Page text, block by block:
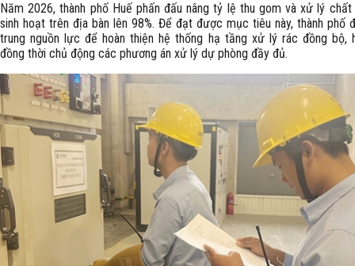
Năm 2026, thành phố Huế phấn đấu nâng tỷ lệ thu gom và xử lý
sinh hoạt trên địa bàn lên 98%. Để đạt được mục tiêu này, thành phố
trung nguồn lực để hoàn thiện hệ thống hạ tầng xử lý rác đồng bộ,
đồng thời chủ động các phương án xử lý dự phòng đầy đủ.